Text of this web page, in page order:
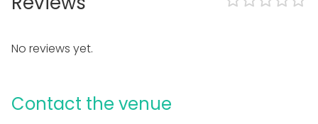
Wedding
Dinner / Lunch
Performance / Show
No reviews yet.
Contact the venue